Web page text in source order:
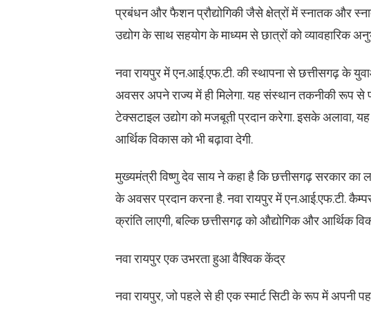
प्रबंधन और फैशन प्रौद्योगिकी जैसे क्षेत्रों में स्नातक और
उद्योग के साथ सहयोग के माध्यम से छात्रों को
नवा रायपुर में एन.आई.एफ.टी. की स्थापना से छत्तीसगढ़ के
अवसर अपने राज्य में ही मिलेगा. यह संस्थान तकनीकी रूप
टेक्सटाइल उद्योग को मजबूती प्रदान करेगा. इसके अलावा,
आर्थिक विकास को भी बढ़ावा देगी.
मुख्यमंत्री विष्णु देव साय ने कहा है कि छत्तीसगढ़ सरकार का
के अवसर प्रदान करना है. नवा रायपुर में एन.आई.एफ.टी.
क्रांति लाएगी, बल्कि छत्तीसगढ़ को औद्योगिक और आर्थिक
नवा रायपुर एक उभरता हुआ वैश्विक केंद्र
नवा रायपुर, जो पहले से ही एक स्मार्ट सिटी के रूप में अपनी